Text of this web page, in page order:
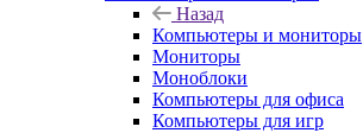
Назад
Компьютеры и мониторы
Мониторы
Моноблоки
Компьютеры для офиса
Компьютеры для игр